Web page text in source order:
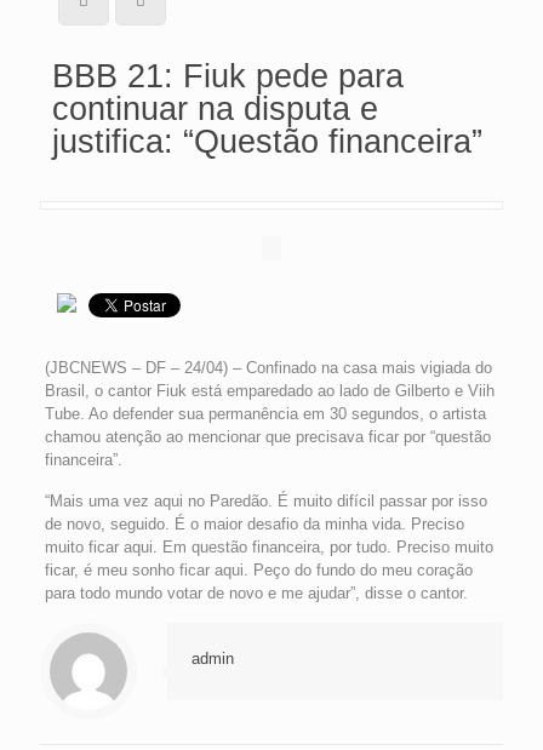
BBB 21: Fiuk pede para
continuar na disputa e
justifica: “Questão financeira”
(JBCNEWS – DF – 24/04) – Confinado na casa mais vigiada do
Brasil, o cantor Fiuk está emparedado ao lado de Gilberto e Viih
Tube. Ao defender sua permanência em 30 segundos, o artista
chamou atenção ao mencionar que precisava ficar por “questão
financeira”.
“Mais uma vez aqui no Paredão. É muito difícil passar por isso
de novo, seguido. É o maior desafio da minha vida. Preciso
muito ficar aqui. Em questão financeira, por tudo. Preciso muito
ficar, é meu sonho ficar aqui. Peço do fundo do meu coração
para todo mundo votar de novo e me ajudar”, disse o cantor.
admin